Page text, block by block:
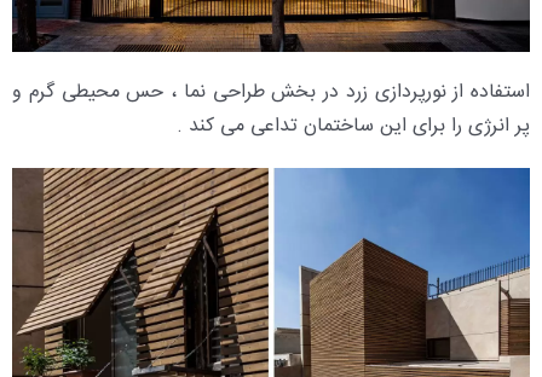
استفاده از نورپردازی زرد در بخش طراحی نما ، حس محیطی گرم و
پر انرژی را برای این ساختمان تداعی می کند .